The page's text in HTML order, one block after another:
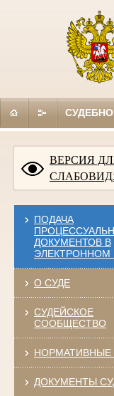
ВЕРСИЯ
ПОДАЧА
ДОКУМЕНТОВ В
ЭЛЕКТРОННОМ
О СУДЕ
СУДЕЙСКОЕ
СООБЩЕСТВО
НОРМАТИВНЫЕ
ДОКУМЕНТЫ